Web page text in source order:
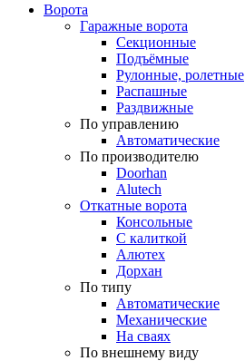
Ворота
Гаражные ворота
Секционные
Подъёмные
Рулонные, ролетные
Распашные
Раздвижные
По управлению
Автоматические
По производителю
Doorhan
Alutech
Откатные ворота
Консольные
С калиткой
Алютех
Дорхан
По типу
Автоматические
Механические
На сваях
По внешнему виду